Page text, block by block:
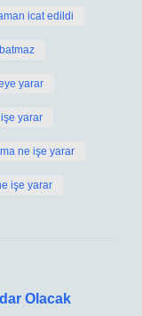
icat edildi
yarar
yarar
ne işe yarar
işe yarar
Olacak